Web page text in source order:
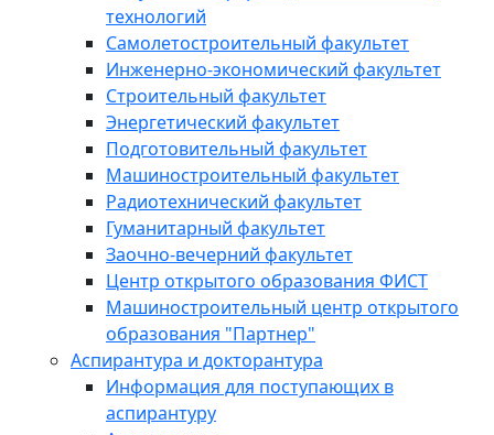
технологий
Самолетостроительный факультет
Инженерно-экономический факультет
Строительный факультет
Энергетический факультет
Подготовительный факультет
Машиностроительный факультет
Радиотехнический факультет
Гуманитарный факультет
Заочно-вечерний факультет
Центр открытого образования ФИСТ
Машиностроительный центр открытого
образования "Партнер"
Аспирантура и докторантура
Информация для поступающих в
аспирантуру